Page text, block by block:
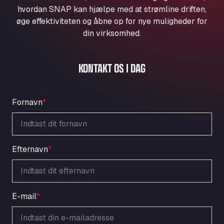
Aqua Ariva GmbH
Marie-Curie-Straße 24, 68219
Aral Autohof Bockel
Oppelner Str. 1, 31167
Nellinger Str. 24, 89188
ARAL Autohof Preis
Schellweilerstraße 1, 66871
ARAL Tankstelle - XXL Truckwash.de
GmbH
Ardleigh South Services
Area 47 Hermanos Rico
Autovia A4 km 47, 28300
hvordan SNAP kan hjælpe med at strømline driften,
øge effektiviteten og åbne op for nye muligheder for
din virksomhed.
KONTAKT OS I DAG
Fornavn*
Efternavn*
E-mail*